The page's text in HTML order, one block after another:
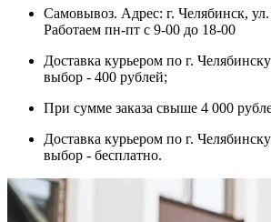
Самовывоз. Адрес: г. Челябинск,
Работаем пн-пт с 9-00 до 18-00
Доставка курьером по г.
выбор - 400 рублей;
При сумме заказа свыше 4 000
Доставка курьером по г.
выбор - бесплатно.